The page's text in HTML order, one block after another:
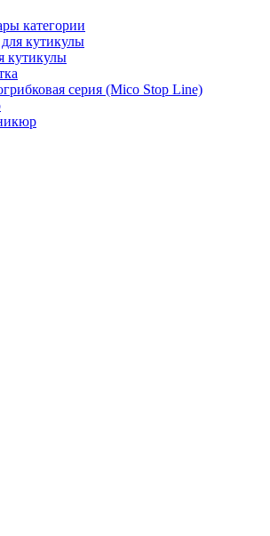
категории
кутикулы
кутикулы
серия (Mico Stop Line)